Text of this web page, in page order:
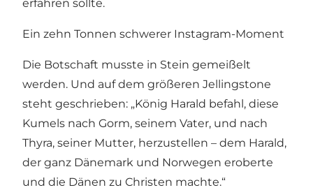
erfahren sollte.
Ein zehn Tonnen schwerer Instagram-Moment
Die Botschaft musste in Stein gemeißelt
werden. Und auf dem größeren Jellingstone
steht geschrieben: „König Harald befahl, diese
Kumels nach Gorm, seinem Vater, und nach
Thyra, seiner Mutter, herzustellen – dem Harald,
der ganz Dänemark und Norwegen eroberte
und die Dänen zu Christen machte.“